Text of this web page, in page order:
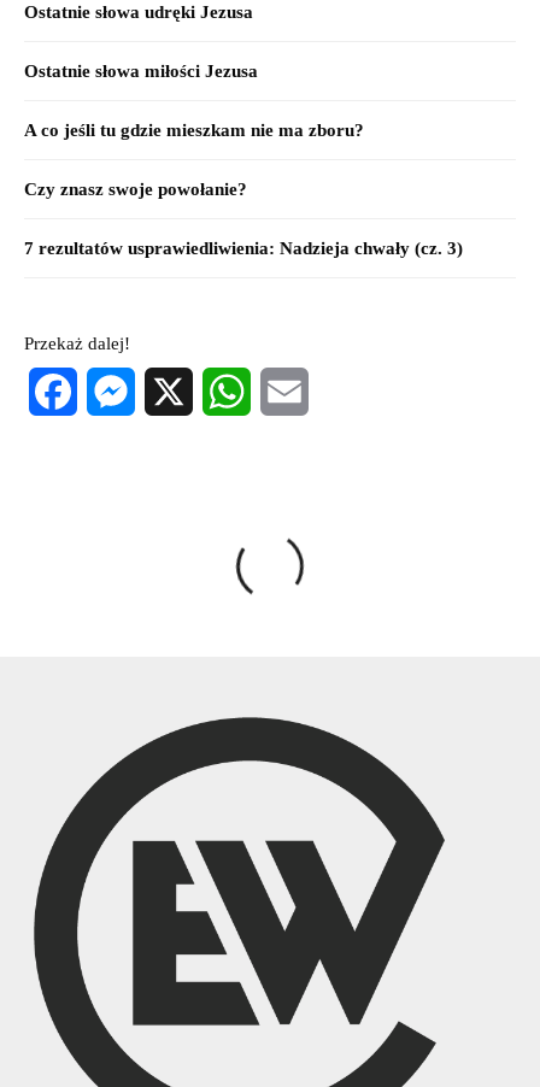
Ostatnie słowa udręki Jezusa
Ostatnie słowa miłości Jezusa
A co jeśli tu gdzie mieszkam nie ma zboru?
Czy znasz swoje powołanie?
7 rezultatów usprawiedliwienia: Nadzieja chwały (cz. 3)
Przekaż dalej!